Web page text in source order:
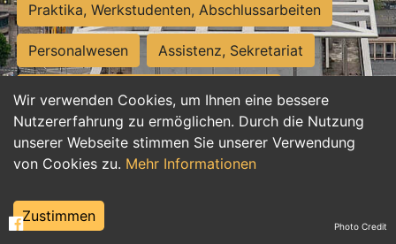
Wir verwenden Cookies, um Ihnen eine bessere
Nutzererfahrung zu ermöglichen. Durch die Nutzung
unserer Webseite stimmen Sie unserer Verwendung
von Cookies zu. Mehr Informationen
Zustimmen
Praktika, Werkstudenten, Abschlussarbeiten
Personalwesen Assistenz, Sekretariat
Hilfskräfte, Aushilfs- und Nebenjobs
Einkauf, Logistik, Materialwirtschaft
Weiterbildung, Studium, duale Ausbildung
Tourismus
Photo Credit